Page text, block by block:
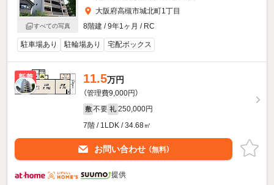
すべての写真
大阪府高槻市城北町1丁目
8階建 / 9年1ヶ月 / RC
駐車場あり 駐輪場あり 宅配ボックス
新着 11.5万円
（管理費9,000円）
敷 不要 礼 250,000円
7階 / 1LDK / 34.68㎡
お問い合わせ （無料）
提供